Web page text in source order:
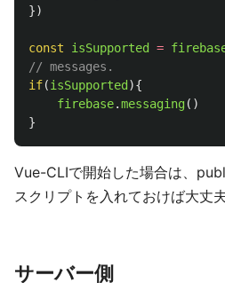
})
const isSupported =
// messages.
if(isSupported ){
firebase.messaging()
}
Vue-CLIで開始した場合は、
スクリプトを入れておけば大丈夫
サーバー側